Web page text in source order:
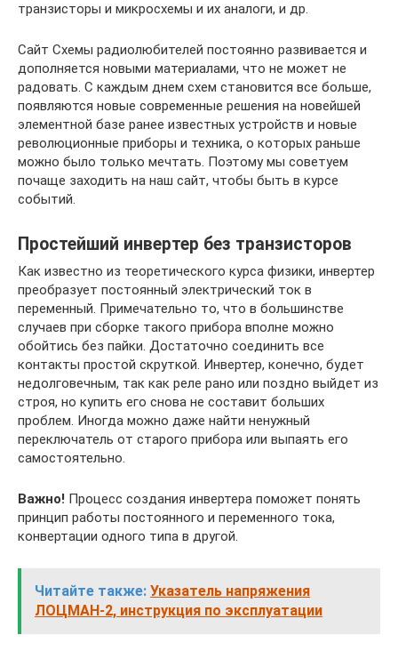
транзисторы и микросхемы и их аналоги, и др.
Сайт Схемы радиолюбителей постоянно развивается и
дополняется новыми материалами, что не может не
радовать. С каждым днем схем становится все больше,
появляются новые современные решения на новейшей
элементной базе ранее известных устройств и новые
революционные приборы и техника, о которых раньше
можно было только мечтать. Поэтому мы советуем
почаще заходить на наш сайт, чтобы быть в курсе
событий.
Простейший инвертер без транзисторов
Как известно из теоретического курса физики, инвертер
преобразует постоянный электрический ток в
переменный. Примечательно то, что в большинстве
случаев при сборке такого прибора вполне можно
обойтись без пайки. Достаточно соединить все
контакты простой скруткой. Инвертер, конечно, будет
недолговечным, так как реле рано или поздно выйдет из
строя, но купить его снова не составит больших
проблем. Иногда можно даже найти ненужный
переключатель от старого прибора или выпаять его
самостоятельно.
Важно! Процесс создания инвертера поможет понять
принцип работы постоянного и переменного тока,
конвертации одного типа в другой.
Читайте также: Указатель напряжения
ЛОЦМАН-2, инструкция по эксплуатации